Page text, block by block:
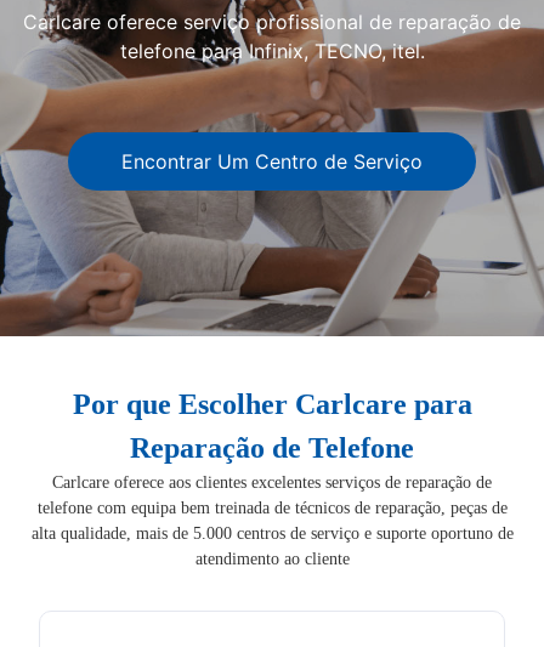
Carlcare oferece serviço profissional de reparação de
telefone para Infinix, TECNO, itel.
Encontrar Um Centro de Serviço
Por que Escolher Carlcare para
Reparação de Telefone
Carlcare oferece aos clientes excelentes serviços de reparação de
telefone com equipa bem treinada de técnicos de reparação, peças de
alta qualidade, mais de 5.000 centros de serviço e suporte oportuno de
atendimento ao cliente